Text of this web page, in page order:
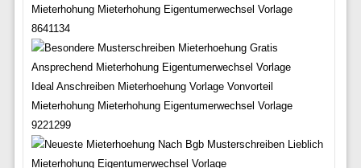
Mieterhohung Mieterhohung Eigentumerwechsel Vorlage
8641134
Ideal Anschreiben Mieterhoehung Vorlage Vonvorteil
Mieterhohung Mieterhohung Eigentumerwechsel Vorlage
9221299